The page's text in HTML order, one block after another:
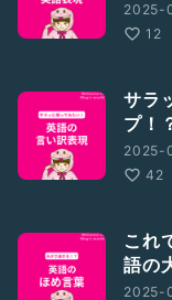
2025-
12
サラ
プ！
2025-
42
これ
語の
2025-